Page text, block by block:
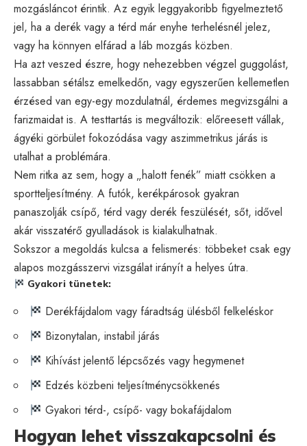
mozgásláncot érintik. Az egyik leggyakoribb figyelmeztető
jel, ha a derék vagy a térd már enyhe terhelésnél jelez,
vagy ha könnyen elfárad a láb mozgás közben.
Ha azt veszed észre, hogy nehezebben végzel guggolást,
lassabban sétálsz emelkedőn, vagy egyszerűen kellemetlen
érzésed van egy-egy mozdulatnál, érdemes megvizsgálni a
farizmaidat is. A testtartás is megváltozik: előreesett vállak,
ágyéki görbület fokozódása vagy aszimmetrikus járás is
utalhat a problémára.
Nem ritka az sem, hogy a „halott fenék” miatt csökken a
sportteljesítmény. A futók, kerékpárosok gyakran
panaszolják csípő, térd vagy derék feszülését, sőt, idővel
akár visszatérő gyulladások is kialakulhatnak.
Sokszor a megoldás kulcsa a felismerés: többeket csak egy
alapos mozgásszervi vizsgálat irányít a helyes útra.
Gyakori tünetek:
Derékfájdalom vagy fáradtság ülésből felkeléskor
Bizonytalan, instabil járás
Kihívást jelentő lépcsőzés vagy hegymenet
Edzés közbeni teljesítménycsökkenés
Gyakori térd-, csípő- vagy bokafájdalom
Hogyan lehet visszakapcsolni és